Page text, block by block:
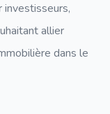
investisseurs,
allier
dans le